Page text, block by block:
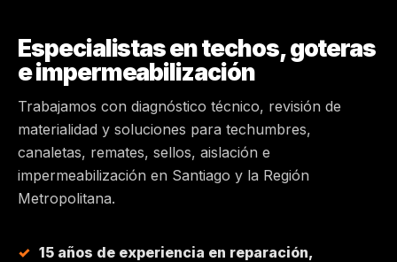
PEÑALOLÉN
HUECHURABA
QUILICURA
Especialistas en techos, goteras
e impermeabilización
Trabajamos con diagnóstico técnico, revisión de
materialidad y soluciones para techumbres,
canaletas, remates, sellos, aislación e
impermeabilización en Santiago y la Región
Metropolitana.
15 años de experiencia en reparación,